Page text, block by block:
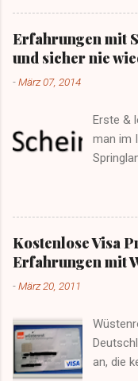
bei
Erfahrungen mit
und sicher nie
-März 07, 2014
Erste &
man im
auf
den
einer
trügen
wieder
seht ihr
Kostenlose Visa
Erfahrungen mit
-März 20, 2011
an, die